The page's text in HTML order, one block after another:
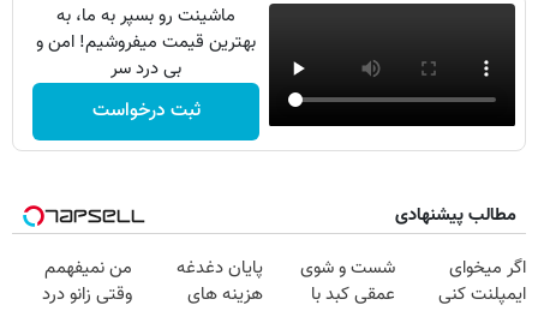
ماشینت رو بسپر به ما، به
بهترین قیمت میفروشیم! امن و
بی درد سر
ثبت درخواست
مطالب پیشنهادی
اگر میخوای
ایمپلنت کنی
شست و شوی
عمقی کبد با
پایان دغدغه
هزینه های
من نمیفهمم
وقتی زانو درد